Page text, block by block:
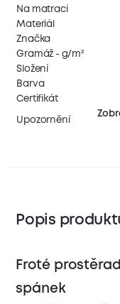
Na matraci
Materiál
Značka
Gramáž - g/m²
Složení
Barva
Certifikát
Upozornění
Popis
Froté
spánek